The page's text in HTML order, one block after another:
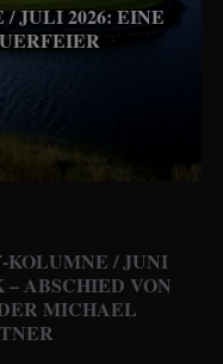
JULI 2026: EINE
/ JUNI
– ABSCHIED VON
MICHAEL